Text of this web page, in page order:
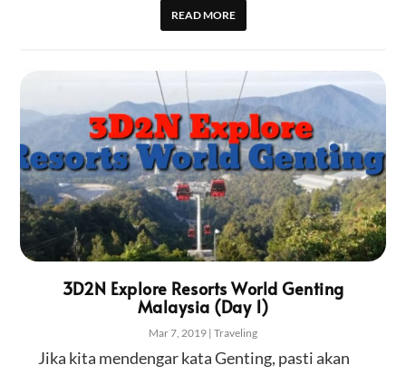
READ MORE
3D2N Explore Resorts World Genting
Malaysia (Day 1)
Mar 7, 2019 | Traveling
Jika kita mendengar kata Genting, pasti akan